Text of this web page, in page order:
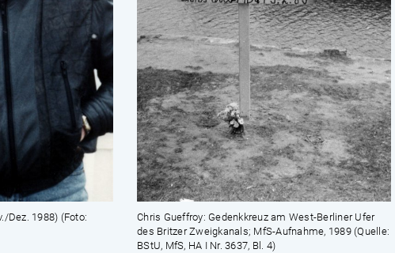
Dez. 1988) (Foto:
Chris Gueffroy: Gedenkkreuz am West-Berliner Ufer
des Britzer Zweigkanals; MfS-Aufnahme, 1989 (Quelle:
BStU, MfS, HA I Nr. 3637, Bl. 4)